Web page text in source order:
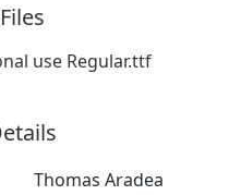
use Regular.ttf
Thomas Aradea